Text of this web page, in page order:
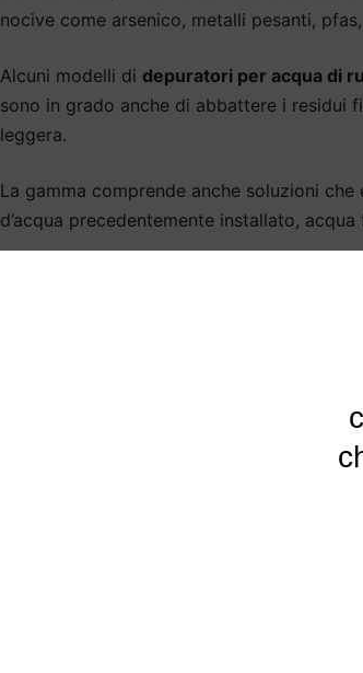
nocive come arsenico, metalli pesanti,
Alcuni modelli di depuratori per acqua di
sono in grado anche di abbattere i residui
leggera.
La gamma comprende anche soluzioni
d’acqua precedentemente installato,
Depuratori acqua casa Castel
è fondamentale per
riduciamo i residui per rendere l’acqua più